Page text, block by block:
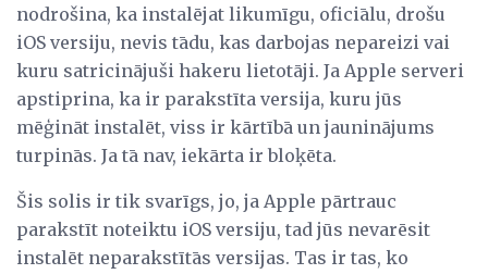
nodrošina, ka instalējat likumīgu, oficiālu, drošu
iOS versiju, nevis tādu, kas darbojas nepareizi vai
kuru satricinājuši hakeru lietotāji. Ja Apple serveri
apstiprina, ka ir parakstīta versija, kuru jūs
mēģināt instalēt, viss ir kārtībā un jauninājums
turpinās. Ja tā nav, iekārta ir bloķēta.
Šis solis ir tik svarīgs, jo, ja Apple pārtrauc
parakstīt noteiktu iOS versiju, tad jūs nevarēsit
instalēt neparakstītās versijas. Tas ir tas, ko